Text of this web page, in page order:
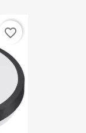
favorite_border